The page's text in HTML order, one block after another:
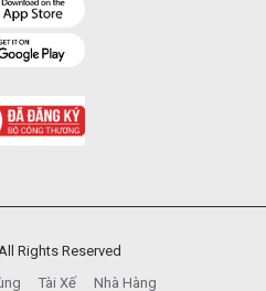
Rights Reserved
Tài Xế Nhà Hàng